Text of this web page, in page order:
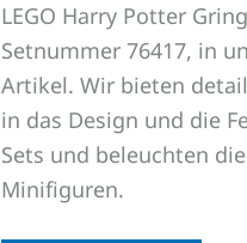
LEGO Harry Potter
Setnummer 76417, in
Artikel. Wir bieten
in das Design und die
Sets und beleuchten
Minifiguren.